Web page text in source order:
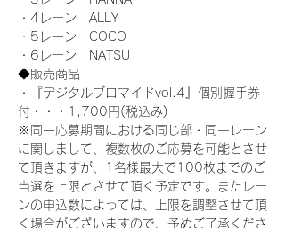
・4レーン　ALLY
・5レーン　COCO
・6レーン　NATSU
◆販売商品
・『デジタルブロマイドvol.4』個別握手券
付・・・1,700円(税込み)
※同一応募期間における同じ部・同一レーン
に関しまして、複数枚のご応募を可能とさせ
て頂きますが、1名様最大で100枚までのご
当選を上限とさせて頂く予定です。またレー
ンの申込数によっては、上限を調整させて頂
く場合がございますので、予めご了承くださ